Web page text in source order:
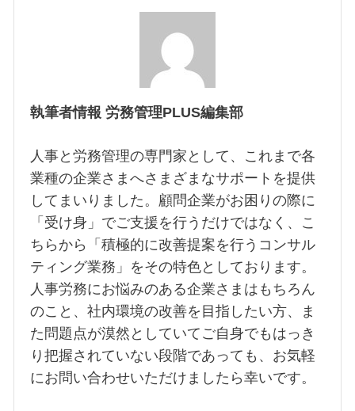
執筆者情報 労務管理PLUS編集部
人事と労務管理の専門家として、これまで各
業種の企業さまへさまざまなサポートを提供
してまいりました。顧問企業がお困りの際に
「受け身」でご支援を行うだけではなく、こ
ちらから「積極的に改善提案を行うコンサル
ティング業務」をその特色としております。
人事労務にお悩みのある企業さまはもちろん
のこと、社内環境の改善を目指したい方、ま
た問題点が漠然としていてご自身でもはっき
り把握されていない段階であっても、お気軽
にお問い合わせいただけましたら幸いです。